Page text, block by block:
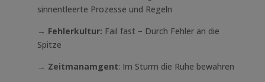
sinnentleerte Prozesse und Regeln
→ Fehlerkultur: Fail fast – Durch Fehler an die
Spitze
→ Zeitmanamgent: Im Sturm die Ruhe bewahren